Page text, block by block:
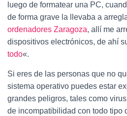
luego de formatear una PC,
de forma grave la llevaba a
ordenadores Zaragoza, allí me
dispositivos electrónicos, de ahí
todo«.
Si eres de las personas que no
sistema operativo puedes estar
grandes peligros, tales como
de incompatibilidad con todo tipo